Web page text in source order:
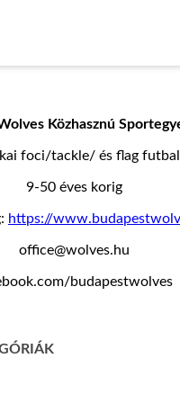
Közhasznú
foci/tackle/ és flag futball
9-50 éves korig
https://
office@wolves.hu
budapestwolves